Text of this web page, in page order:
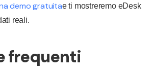
demo gratuitae ti mostreremo eDesk
reali.
frequenti